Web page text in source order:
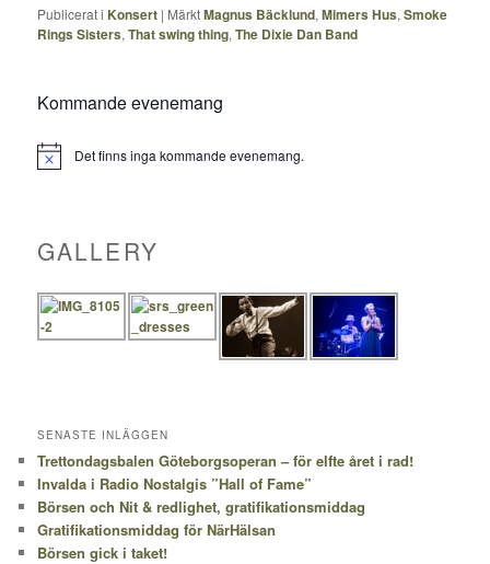
Publicerat i Konsert | MärktMagnus Bäcklund,Mimers Hus,Smoke
Rings Sisters,That swing thing,The Dixie Dan Band
Kommande evenemang
Notis Det finns inga kommande evenemang.
GALLERY
SENASTE INLÄGGEN
Trettondagsbalen Göteborgsoperan – för elfte året i rad!
Invalda i Radio Nostalgis ”Hall of Fame”
Börsen och Nit & redlighet, gratifikationsmiddag
Gratifikationsmiddag för NärHälsan
Börsen gick i taket!